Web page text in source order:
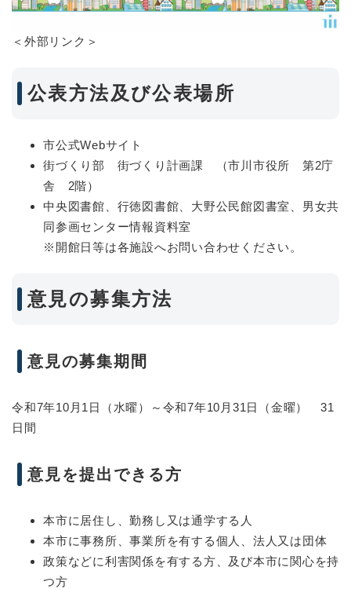
＜外部リンク＞
公表方法及び公表場所
市公式Webサイト
街づくり部 街づくり計画課 （市川市役所 第2庁
舎 2階）
中央図書館、行徳図書館、大野公民館図書室、男女共
同参画センター情報資料室
※開館日等は各施設へお問い合わせください。
意見の募集方法
意見の募集期間
令和7年10月1日（水曜）～令和7年10月31日（金曜） 31
日間
意見を提出できる方
本市に居住し、勤務し又は通学する人
本市に事務所、事業所を有する個人、法人又は団体
政策などに利害関係を有する方、及び本市に関心を持
つ方